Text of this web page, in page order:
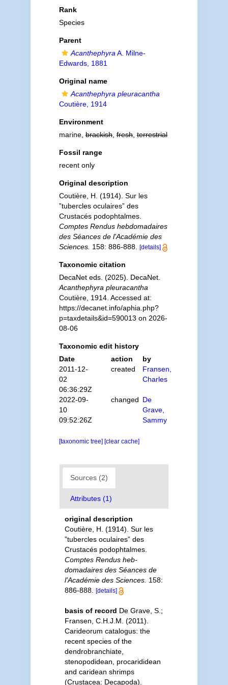
Rank
Species
Parent
Acanthephyra A. Milne-
Edwards, 1881
Original name
Acanthephyra pleuracantha
Coutière, 1914
Environment
marine,brackish,fresh,terrestrial
Fossil range
recent only
Original description
Coutière, H. (1914). Sur les
”tubercles oculaires” des
Crustacés podophtalmes.
Comptes Rendus heb­domadaires
des Séances de l'Académie des
Sciences. 158: 886-888. [details]
Taxonomic citation
DecaNet eds. (2025). DecaNet.
Acanthephyra pleuracantha
Coutière, 1914. Accessed at:
https://decanet.info/aphia.php?
p=taxdetails&id=590013 on 2026-
08-06
Taxonomic edit history
Date
action
by
2011-12-
02
06:36:29Z
created
Fransen,
Charles
2022-09-
10
09:52:26Z
changed De
Grave,
Sammy
[taxonomic tree] [clear cache]
Sources (2)
Attributes (1)
original description
Coutière, H. (1914). Sur les
”tubercles oculaires” des
Crustacés podophtalmes.
Comptes Rendus heb­
domadaires des Séances de
l'Académie des Sciences. 158:
886-888.
[details]
basis of record De Grave, S.;
Fransen, C.H.J.M. (2011).
Carideorum catalogus: the
recent species of the
dendrobranchiate,
stenopodidean, procarididean
and caridean shrimps
(Crustacea: Decapoda).